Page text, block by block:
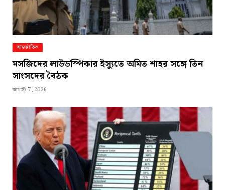
আন্তর্জাতিক
মসজিদের লাউডস্পিকার ইস্যুতে অমিত শাহর সঙ্গে তিন
সাংসদের বৈঠক
আগস্ট 7, 2026